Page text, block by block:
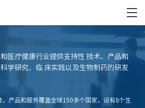
医疗健康行业提供支持性 技术、产品和
学研究、临 床实践以及生物制药的研发
，产品和服务覆盖全球150多个国家，设有8个生